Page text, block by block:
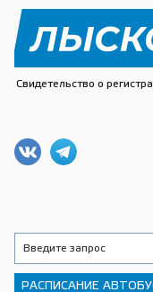
Свидетельство о
РАСПИСАНИЕ